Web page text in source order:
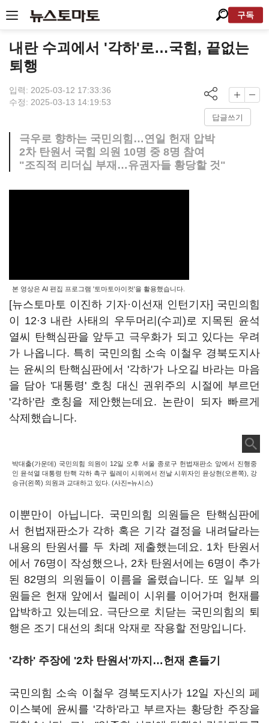
구독
내란 수괴에서 '각하'로…국힘, 끝없는
퇴행
입력: 2025-03-12 17:33:36
수정: 2025-03-13 14:19:53
답글쓰기
극우로 향하는 국민의힘…연일 헌재 압박
2차 탄원서 국힘 의원 10명 중 8명 참여
"조직적 리더십 부재…유권자들 황당할 것"
본 영상은 AI 편집 프로그램 '토마토아이컷'을 활용했습니다.
[뉴스토마토 이진하 기자·이선재 인턴기자] 국민의힘
이 12·3 내란 사태의 우두머리(수괴)로 지목된 윤석
열씨 탄핵심판을 앞두고 극우화가 되고 있다는 우려
가 나옵니다. 특히 국민의힘 소속 이철우 경북도지사
는 윤씨의 탄핵심판에서 '각하'가 나오길 바라는 마음
을 담아 '대통령' 호칭 대신 권위주의 시절에 부르던
'각하'란 호칭을 제안했는데요. 논란이 되자 빠르게
삭제했습니다.
박대출(가운데) 국민의힘 의원이 12일 오후 서울 종로구 헌법재판소 앞에서 진행중
인 윤석열 대통령 탄핵 각하 촉구 릴레이 시위에서 전날 시위자인 윤상현(오른쪽), 강
승규(왼쪽) 의원과 교대하고 있다. (사진=뉴시스)
이뿐만이 아닙니다. 국민의힘 의원들은 탄핵심판에
서 헌법재판소가 각하 혹은 기각 결정을 내려달라는
내용의 탄원서를 두 차례 제출했는데요. 1차 탄원서
에서 76명이 작성했으나, 2차 탄원서에는 6명이 추가
된 82명의 의원들이 이름을 올렸습니다. 또 일부 의
원들은 헌재 앞에서 릴레이 시위를 이어가며 헌재를
압박하고 있는데요. 극단으로 치닫는 국민의힘의 퇴
행은 조기 대선의 최대 악재로 작용할 전망입니다.
'각하' 주장에 '2차 탄원서'까지…헌재 흔들기
국민의힘 소속 이철우 경북도지사가 12일 자신의 페
이스북에 윤씨를 '각하'라고 부르자는 황당한 주장을